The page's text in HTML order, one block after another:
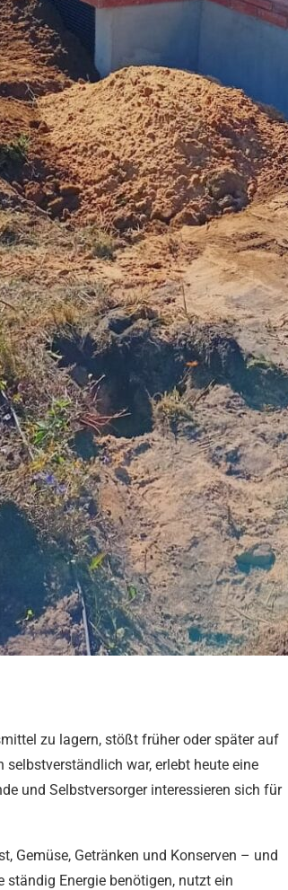
zu lagern, stößt früher oder später auf
war, erlebt heute eine
und Selbstversorger interessieren sich für
Gemüse, Getränken und Konserven – und
Energie benötigen, nutzt ein